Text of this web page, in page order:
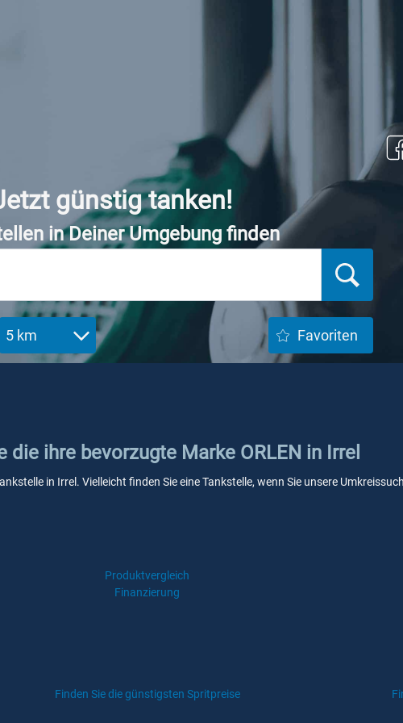
günstig tanken!
in Deiner Umgebung finden
5 km Favoriten
die ihre bevorzugte Marke ORLEN in Irrel
in Irrel. Vielleicht finden Sie eine Tankstelle, wenn Sie unsere
Produktvergleich
Finanzierung
Finden Sie die günstigsten Spritpreise